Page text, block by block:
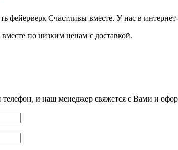
фейерверк Счастливы вместе. У нас в
по низким ценам с доставкой.
и наш менеджер свяжется с Вами и